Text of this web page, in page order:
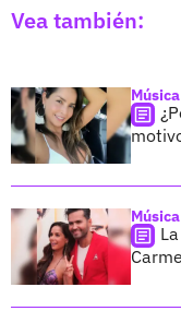
Vea también:
Música
Música